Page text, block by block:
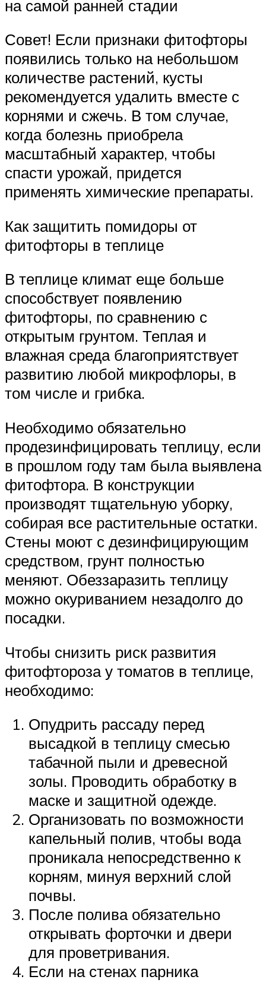
на самой ранней стадии
Совет! Если признаки фитофторы
появились только на небольшом
количестве растений, кусты
рекомендуется удалить вместе с
корнями и сжечь. В том случае,
когда болезнь приобрела
масштабный характер, чтобы
спасти урожай, придется
применять химические препараты.
Как защитить помидоры от
фитофторы в теплице
В теплице климат еще больше
способствует появлению
фитофторы, по сравнению с
открытым грунтом. Теплая и
влажная среда благоприятствует
развитию любой микрофлоры, в
том числе и грибка.
Необходимо обязательно
продезинфицировать теплицу, если
в прошлом году там была выявлена
фитофтора. В конструкции
производят тщательную уборку,
собирая все растительные остатки.
Стены моют с дезинфицирующим
средством, грунт полностью
меняют. Обеззаразить теплицу
можно окуриванием незадолго до
посадки.
Чтобы снизить риск развития
фитофтороза у томатов в теплице,
необходимо:
Опудрить рассаду перед
высадкой в теплицу смесью
табачной пыли и древесной
золы. Проводить обработку в
маске и защитной одежде.
Организовать по возможности
капельный полив, чтобы вода
проникала непосредственно к
корням, минуя верхний слой
почвы.
После полива обязательно
открывать форточки и двери
для проветривания.
Если на стенах парника